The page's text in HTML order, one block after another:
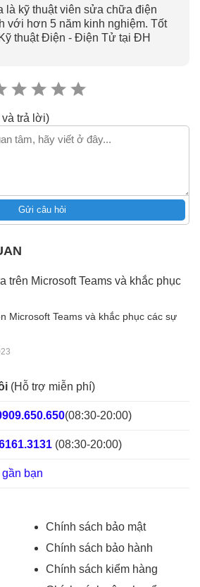
là kỹ thuật viên sửa chữa điện
với hơn 5 năm kinh nghiệm. Tốt
thuật Điện - Điện Tử tại ĐH
trả lời)
Gửi câu hỏi
Microsoft Teams và khắc phục các sự
(Hỗ trợ miễn phí)
(08:30-20:00)
(08:30-20:00)
bạn
Chính sách bảo mật
Chính sách bảo hành
Chính sách kiểm hàng